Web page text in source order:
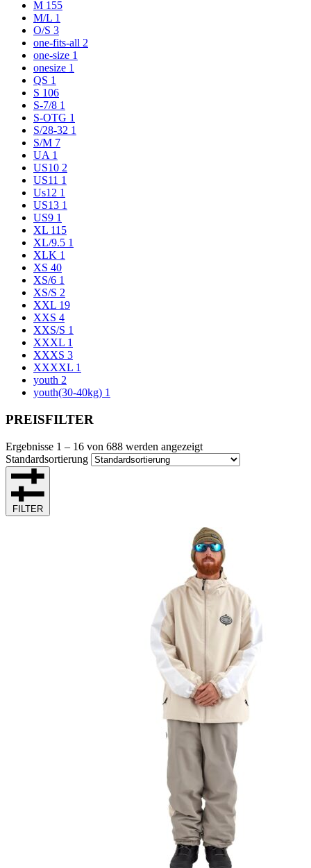
M 155
M/L 1
O/S 3
one-fits-all 2
one-size 1
onesize 1
QS 1
S 106
S-7/8 1
S-OTG 1
S/28-32 1
S/M 7
UA 1
US10 2
US11 1
Us12 1
US13 1
US9 1
XL 115
XL/9.5 1
XLK 1
XS 40
XS/6 1
XS/S 2
XXL 19
XXS 4
XXS/S 1
XXXL 1
XXXS 3
XXXXL 1
youth 2
youth(30-40kg) 1
PREISFILTER
Ergebnisse 1 – 16 von 688 werden angezeigt
Standardsortierung
FILTER